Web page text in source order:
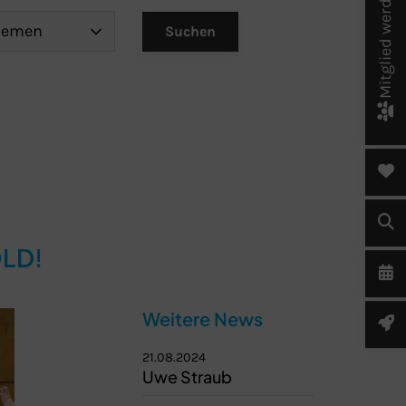
Weitere News
21.08.2024
Uwe Straub
Mitglied werden!